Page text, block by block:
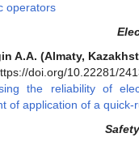
operators
A.A. (Almaty,
doi.org/10.22281/
the reliability of
of application of a